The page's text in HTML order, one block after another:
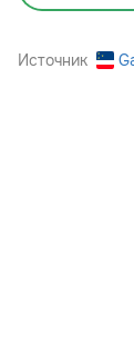
Источник